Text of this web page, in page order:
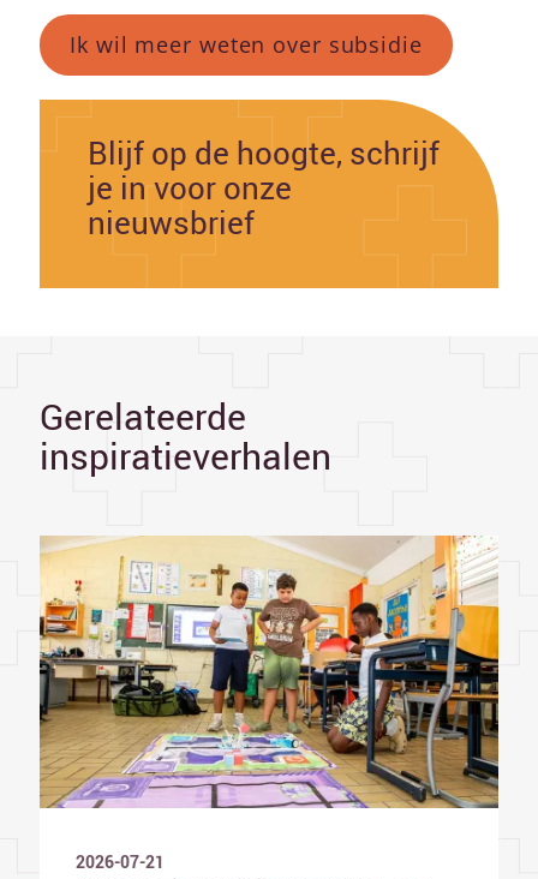
Blijf op de hoogte, schrijf
je in voor onze
nieuwsbrief
Ik wil meer weten over subsidie
Gerelateerde
inspiratieverhalen
2026-07-21